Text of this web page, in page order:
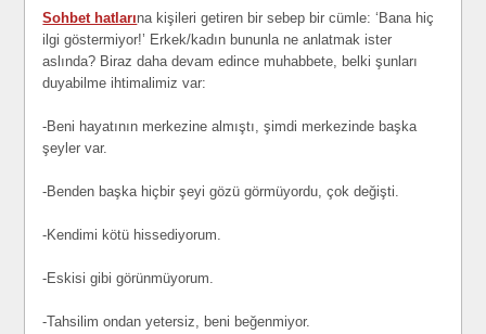
Sohbet hatlarına kişileri getiren bir sebep bir cümle: ‘Bana hiç
ilgi göstermiyor!’ Erkek/kadın bununla ne anlatmak ister
aslında? Biraz daha devam edince muhabbete, belki şunları
duyabilme ihtimalimiz var:
-Beni hayatının merkezine almıştı, şimdi merkezinde başka
şeyler var.
-Benden başka hiçbir şeyi gözü görmüyordu, çok değişti.
-Kendimi kötü hissediyorum.
-Eskisi gibi görünmüyorum.
-Tahsilim ondan yetersiz, beni beğenmiyor.